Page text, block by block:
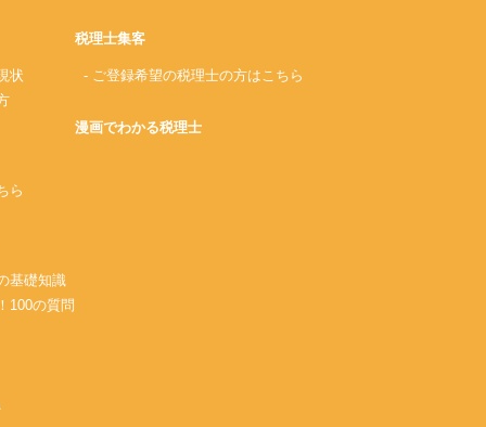
状
ら
基礎知識
100の質問
税理士集客
- ご登録希望の税理士の方はこちら
漫画でわかる税理士